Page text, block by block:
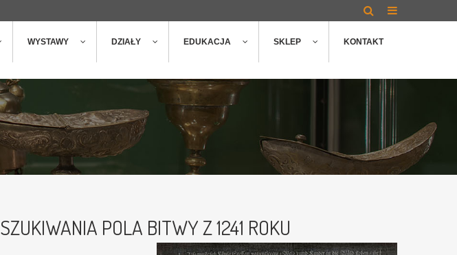
WYSTAWY DZIAŁY EDUKACJA SKLEP KONTAKT
POLA BITWY Z 1241 ROKU